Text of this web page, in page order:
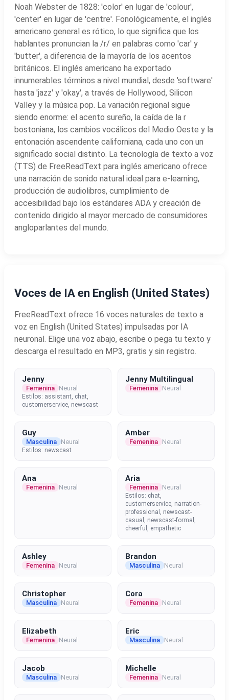
Noah Webster de 1828: 'color' en lugar de 'colour',
'center' en lugar de 'centre'. Fonológicamente, el inglés
americano general es rótico, lo que significa que los
hablantes pronuncian la /r/ en palabras como 'car' y
'butter', a diferencia de la mayoría de los acentos
británicos. El inglés americano ha exportado
innumerables términos a nivel mundial, desde 'software'
hasta 'jazz' y 'okay', a través de Hollywood, Silicon
Valley y la música pop. La variación regional sigue
siendo enorme: el acento sureño, la caída de la r
bostoniana, los cambios vocálicos del Medio Oeste y la
entonación ascendente californiana, cada uno con un
significado social distinto. La tecnología de texto a voz
(TTS) de FreeReadText para inglés americano ofrece
una narración de sonido natural ideal para e-learning,
producción de audiolibros, cumplimiento de
accesibilidad bajo los estándares ADA y creación de
contenido dirigido al mayor mercado de consumidores
angloparlantes del mundo.
Voces de IA en English (United States)
FreeReadText ofrece 16 voces naturales de texto a
voz en English (United States) impulsadas por IA
neuronal. Elige una voz abajo, escribe o pega tu texto y
descarga el resultado en MP3, gratis y sin registro.
Jenny
Femenina Neural
Estilos: assistant, chat,
customerservice, newscast
Jenny Multilingual
Femenina Neural
Guy
Masculina Neural
Estilos: newscast
Amber
Femenina Neural
Ana
Femenina Neural
Aria
Femenina Neural
Estilos: chat,
customerservice, narration-
professional, newscast-
casual, newscast-formal,
cheerful, empathetic
Ashley
Femenina Neural
Brandon
Masculina Neural
Christopher
Masculina Neural
Cora
Femenina Neural
Elizabeth
Femenina Neural
Eric
Masculina Neural
Jacob
Masculina Neural
Michelle
Femenina Neural